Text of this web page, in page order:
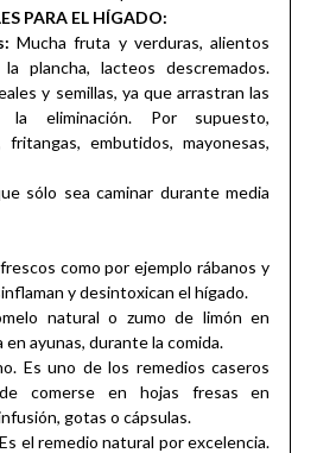
PARA EL HÍGADO:
Mucha fruta y verduras, alientos
plancha, lacteos descremados.
y semillas, ya que arrastran las
la eliminación. Por supuesto,
fritangas, embutidos, mayonesas,
sólo sea caminar durante media
como por ejemplo rábanos y
y desintoxican el hígado.
natural o zumo de limón en
ayunas, durante la comida.
Es uno de los remedios caseros
comerse en hojas fresas en
gotas o cápsulas.
el remedio natural por excelencia.